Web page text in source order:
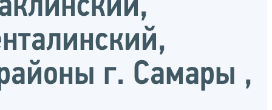
г. Самары ,